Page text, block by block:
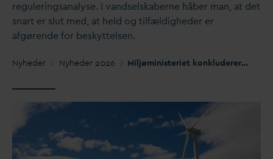
reguleringsanalyse. I vandselskaberne håber man, at det
snart er slut med, at held og tilfældigheder er
afgørende for beskyttelsen.
Nyheder Nyheder 2026 Miljøministeriet konkluderer: Statslige forbud er vejen til rent drikke